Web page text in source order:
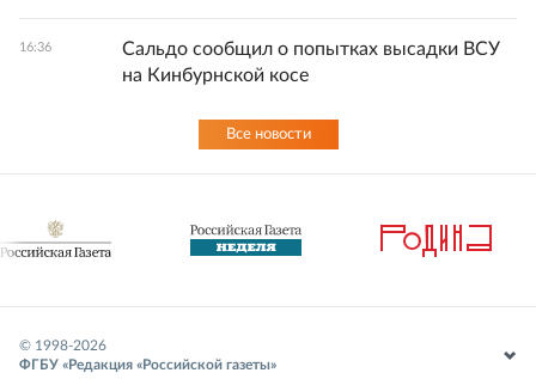
16:36
Сальдо сообщил о попытках высадки ВСУ
на Кинбурнской косе
Все новости
© 1998-2026
ФГБУ «Редакция «Российской газеты»